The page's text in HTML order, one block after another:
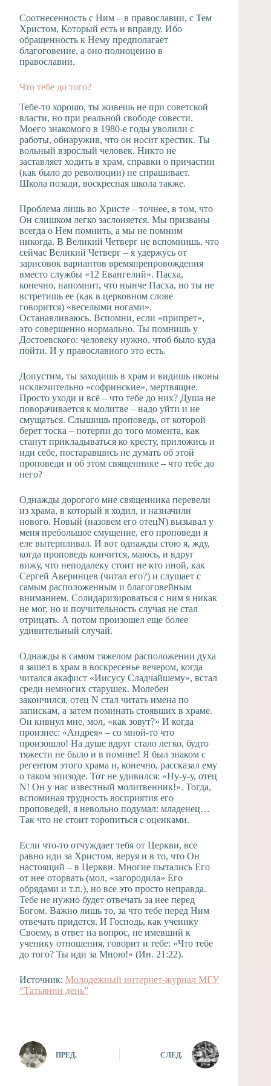
Соотнесенность с Ним – в православии, с Тем
Христом, Который есть и вправду. Ибо
обращенность к Нему предполагает
благоговение, а оно полноценно в
православии.
Что тебе до того?
Тебе-то хорошо, ты живешь не при советской
власти, но при реальной свободе совести.
Моего знакомого в 1980-е годы уволили с
работы, обнаружив, что он носит крестик. Ты
вольный взрослый человек. Никто не
заставляет ходить в храм, справки о причастии
(как было до революции) не спрашивает.
Школа позади, воскресная школа также.
Проблема лишь во Христе – точнее, в том, что
Он слишком легко заслоняется. Мы призваны
всегда о Нем помнить, а мы не помним
никогда. В Великий Четверг не вспомнишь, что
сейчас Великий Четверг – я удержусь от
зарисовок вариантов времяпрепровождения
вместо службы «12 Евангелий». Пасха,
конечно, напомнит, что нынче Пасха, но ты не
встретишь ее (как в церковном слове
говорится) «веселыми ногами».
Останавливаюсь. Вспомни, если «припрет»,
это совершенно нормально. Ты помнишь у
Достоевского: человеку нужно, чтоб было куда
пойти. И у православного это есть.
Допустим, ты заходишь в храм и видишь иконы
исключительно «софринские», мертвящие.
Просто уходи и всё – что тебе до них? Душа не
поворачивается к молитве – надо уйти и не
смущаться. Слышишь проповедь, от которой
берет тоска – потерпи до того момента, как
станут прикладываться ко кресту, приложись и
иди себе, постаравшись не думать об этой
проповеди и об этом священнике – что тебе до
него?
Однажды дорогого мне священника перевели
из храма, в который я ходил, и назначили
нового. Новый (назовем его отецN) вызывал у
меня пребольшое смущение, его проповеди я
еле вытерпливал. И вот однажды стою я, жду,
когда проповедь кончится, маюсь, и вдруг
вижу, что неподалеку стоит не кто иной, как
Сергей Аверинцев (читал его?) и слушает с
самым расположенным и благоговейным
вниманием. Солидаризироваться с ним я никак
не мог, но и поучительность случая не стал
отрицать. А потом произошел еще более
удивительный случай.
Однажды в самом тяжелом расположении духа
я зашел в храм в воскресенье вечером, когда
читался акафист «Иисусу Сладчайшему», встал
среди немногих старушек. Молебен
закончился, отец N стал читать имена по
запискам, а затем поминать стоявших в храме.
Он кивнул мне, мол, «как зовут?» И когда
произнес: «Андрея» – со мной-то что
произошло! На душе вдруг стало легко, будто
тяжести не было и в помине! Я был знаком с
регентом этого храма и, конечно, рассказал ему
о таком эпизоде. Тот не удивился: «Ну-у-у, отец
N! Он у нас известный молитвенник!». Тогда,
вспоминая трудность восприятия его
проповедей, я невольно подумал: младенец…
Так что не стоит торопиться с оценками.
Если что-то отчуждает тебя от Церкви, все
равно иди за Христом, веруя и в то, что Он
настоящий – в Церкви. Многие пытались Его
от нее оторвать (мол, «загородила» Его
обрядами и т.п.), но все это просто неправда.
Тебе не нужно будет отвечать за нее перед
Богом. Важно лишь то, за что тебе перед Ним
отвечать придется. И Господь, как ученику
Своему, в ответ на вопрос, не имевший к
ученику отношения, говорит и тебе: «Что тебе
до того? Ты иди за Мною!» (Ин. 21:22).
Источник: Молодежный интернет-журнал МГУ
“Татьянин день”
ПРЕД. СЛЕД.